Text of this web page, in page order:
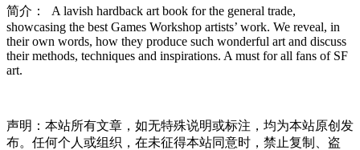
简介： A lavish hardback art book for the general trade,
showcasing the best Games Workshop artists’ work. We reveal, in
their own words, how they produce such wonderful art and discuss
their methods, techniques and inspirations. A must for all fans of SF
art.
声明：本站所有文章，如无特殊说明或标注，均为本站原创发
布。任何个人或组织，在未征得本站同意时，禁止复制、盗